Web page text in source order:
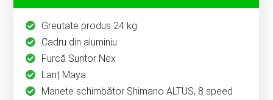
Greutate produs 24 kg
Cadru din aluminiu
Furcă Suntor Nex
Lanț Maya
Manete schimbător Shimano ALTUS, 8 speed